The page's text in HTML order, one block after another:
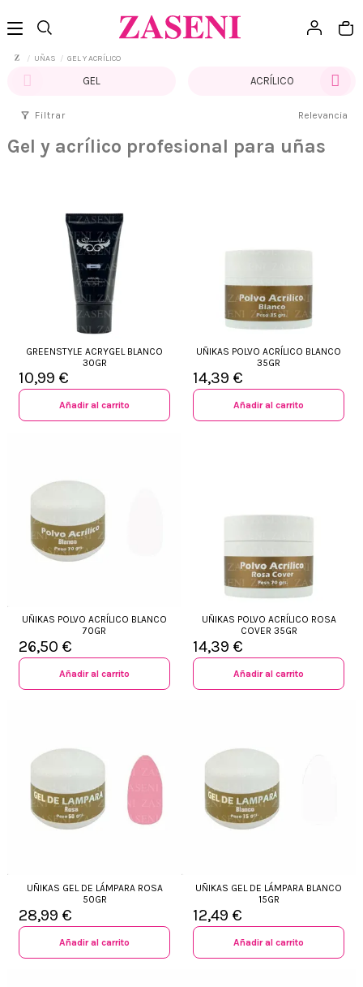
UÑAS GEL Y ACRÍLICO
GEL ACRÍLICO
filter_alt Filtrar Relevancia
Gel y acrílico profesional para uñas
GREENSTYLE ACRYGEL BLANCO
30GR
10,99 €
Añadir al carrito
UÑIKAS POLVO ACRÍLICO BLANCO
35GR
14,39 €
Añadir al carrito
UÑIKAS POLVO ACRÍLICO BLANCO
70GR
26,50 €
Añadir al carrito
UÑIKAS POLVO ACRÍLICO ROSA
COVER 35GR
14,39 €
Añadir al carrito
UÑIKAS GEL DE LÁMPARA ROSA
50GR
28,99 €
Añadir al carrito
UÑIKAS GEL DE LÁMPARA BLANCO
15GR
12,49 €
Añadir al carrito